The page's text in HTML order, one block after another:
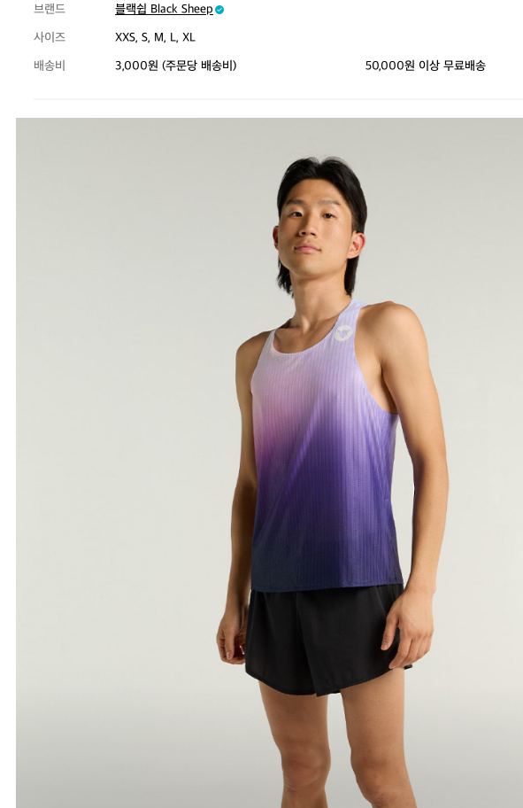
브랜드
블랙쉽 Black Sheep
사이즈
XXS, S, M, L, XL
배송비
3,000원 (주문당 배송비) 50,000원 이상 무료배송